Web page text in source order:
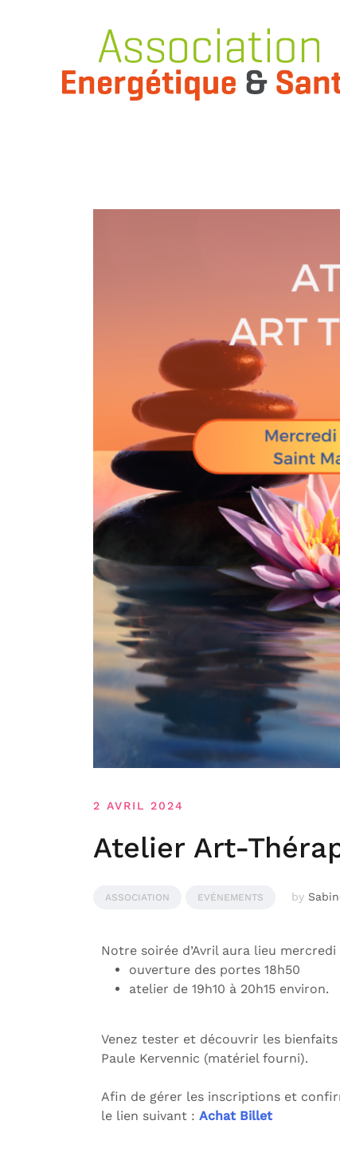
2 AVRIL 2024
Atelier Art-
ASSOCIATION EVÉNEMENTS by
Notre soirée d’Avril aura lieu
ouverture des portes 18h50
atelier de 19h10 à 20h15 environ.
Venez tester et découvrir les
Paule Kervennic (matériel fourni).
Afin de gérer les inscriptions et
le lien suivant : Achat Billet